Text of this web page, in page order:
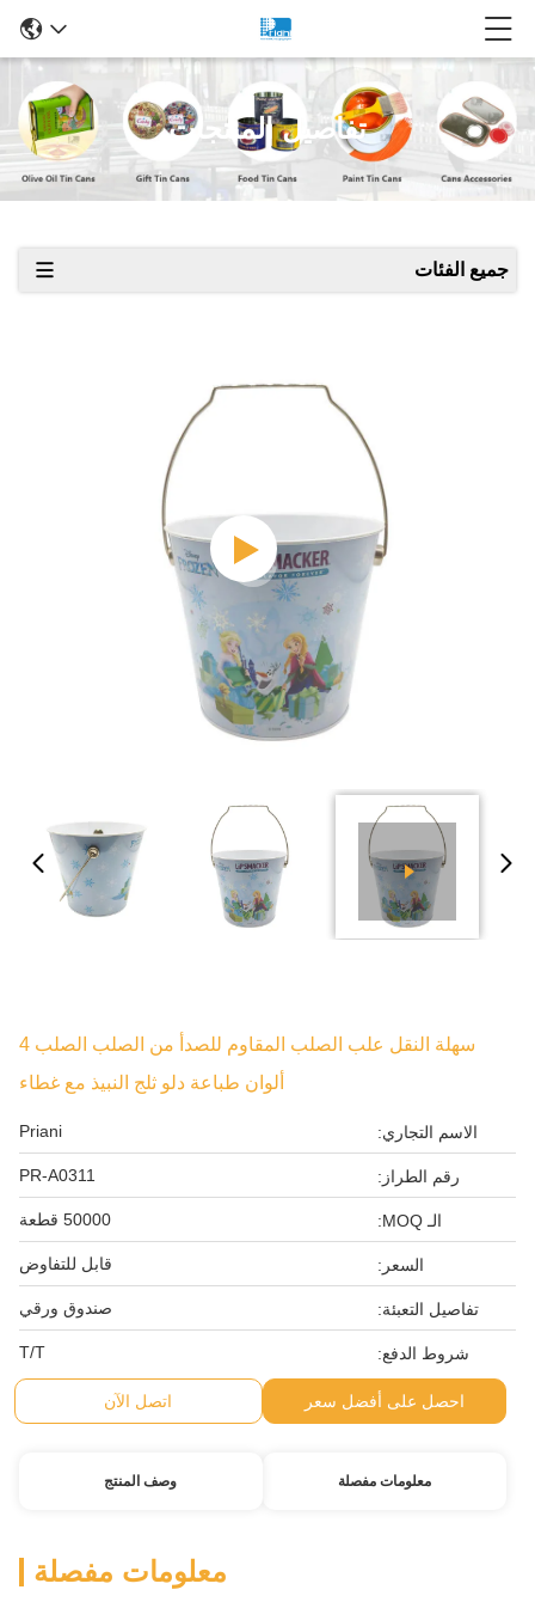
تفاصيل المنتجات
جميع الفئات
سهلة النقل علب الصلب المقاوم للصدأ من الصلب الصلب 4
ألوان طباعة دلو ثلج النبيذ مع غطاء
الاسم التجاري: Priani
رقم الطراز: PR-A0311
الـ MOQ: 50000 قطعة
السعر: قابل للتفاوض
تفاصيل التعبئة: صندوق ورقي
شروط الدفع: T/T
احصل على أفضل سعر اتصل الآن
معلومات مفصلة وصف المنتج
معلومات مفصلة